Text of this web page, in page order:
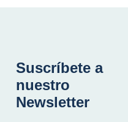
Suscríbete a
nuestro
Newsletter